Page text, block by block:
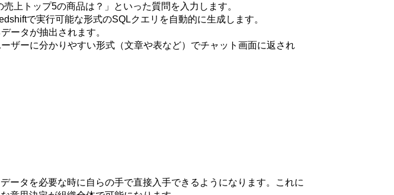
上トップ5の商品は？」といった質問を入力します。
で実行可能な形式のSQLクエリを自動的に生成します。
ータが抽出されます。
ザーに分かりやすい形式（文章や表など）でチャット画面に返され
ータを必要な時に自らの手で直接入手できるようになります。これに